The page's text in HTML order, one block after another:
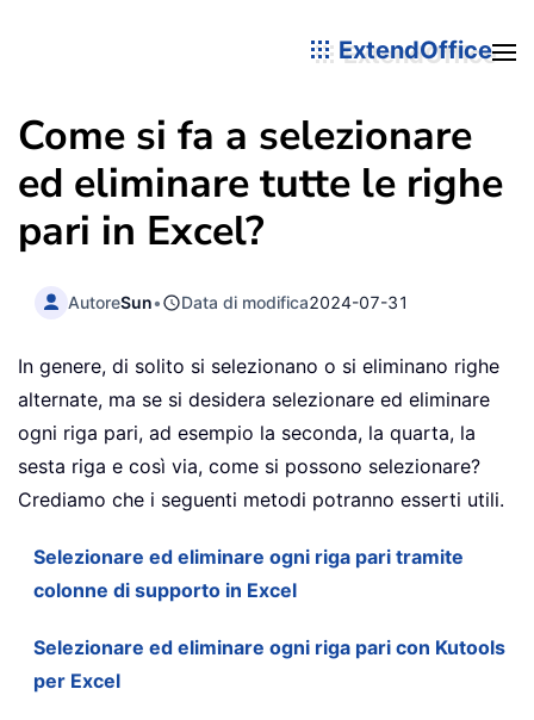
ExtendOffice
Come si fa a selezionare
ed eliminare tutte le righe
pari in Excel?
AutoreSun• Data di modifica2024-07-31
In genere, di solito si selezionano o si eliminano righe
alternate, ma se si desidera selezionare ed eliminare
ogni riga pari, ad esempio la seconda, la quarta, la
sesta riga e così via, come si possono selezionare?
Crediamo che i seguenti metodi potranno esserti utili.
Selezionare ed eliminare ogni riga pari tramite
colonne di supporto in Excel
Selezionare ed eliminare ogni riga pari con Kutools
per Excel